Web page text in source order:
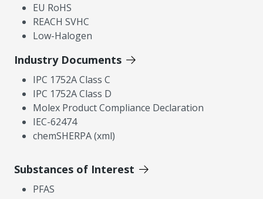
EU RoHS
REACH SVHC
Low-Halogen
Industry Documents
IPC 1752A Class C
IPC 1752A Class D
Molex Product Compliance Declaration
IEC-62474
chemSHERPA (xml)
Substances of Interest
PFAS